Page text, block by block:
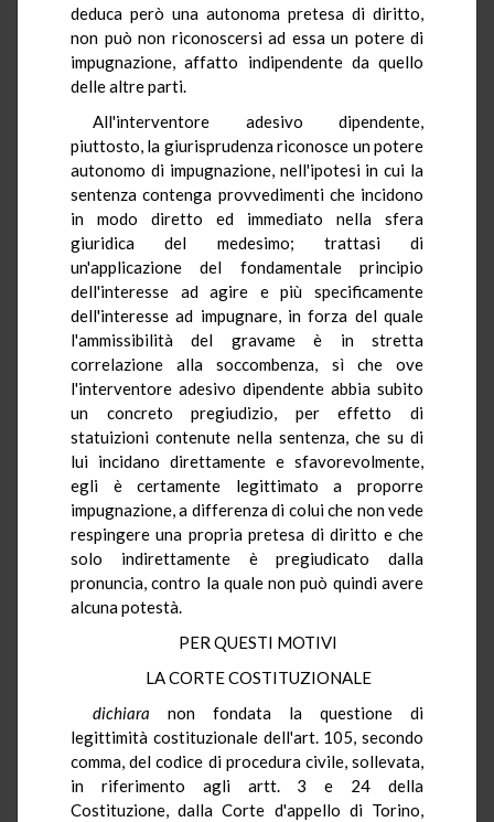
deduca però una autonoma pretesa di diritto,
non può non riconoscersi ad essa un potere di
impugnazione, affatto indipendente da quello
delle altre parti.
All'interventore adesivo dipendente,
piuttosto, la giurisprudenza riconosce un potere
autonomo di impugnazione, nell'ipotesi in cui la
sentenza contenga provvedimenti che incidono
in modo diretto ed immediato nella sfera
giuridica del medesimo; trattasi di
un'applicazione del fondamentale principio
dell'interesse ad agire e più specificamente
dell'interesse ad impugnare, in forza del quale
l'ammissibilità del gravame è in stretta
correlazione alla soccombenza, sì che ove
l'interventore adesivo dipendente abbia subito
un concreto pregiudizio, per effetto di
statuizioni contenute nella sentenza, che su di
lui incidano direttamente e sfavorevolmente,
egli è certamente legittimato a proporre
impugnazione, a differenza di colui che non vede
respingere una propria pretesa di diritto e che
solo indirettamente è pregiudicato dalla
pronuncia, contro la quale non può quindi avere
alcuna potestà.
PER QUESTI MOTIVI
LA CORTE COSTITUZIONALE
dichiara non fondata la questione di
legittimità costituzionale dell'art. 105, secondo
comma, del codice di procedura civile, sollevata,
in riferimento agli artt. 3 e 24 della
Costituzione, dalla Corte d'appello di Torino,